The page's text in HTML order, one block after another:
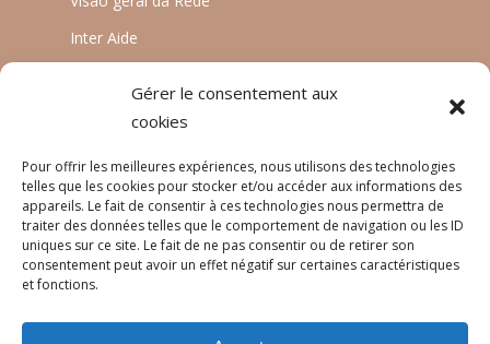
Gérer le consentement aux
cookies
Pour offrir les meilleures expériences, nous utilisons des technologies
telles que les cookies pour stocker et/ou accéder aux informations des
appareils. Le fait de consentir à ces technologies nous permettra de
traiter des données telles que le comportement de navigation ou les ID
uniques sur ce site. Le fait de ne pas consentir ou de retirer son
consentement peut avoir un effet négatif sur certaines caractéristiques
et fonctions.
Inter Aide
Planète Enfants & Développement
LINGUAS
Français